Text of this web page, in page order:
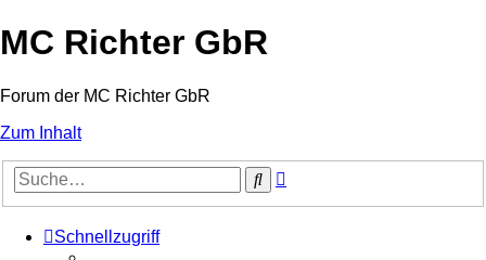
MC Richter GbR
Forum der MC Richter GbR
Zum Inhalt
Suche
Schnellzugriff